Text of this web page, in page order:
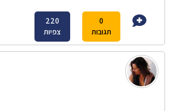
0
תגובות
220
צפיות